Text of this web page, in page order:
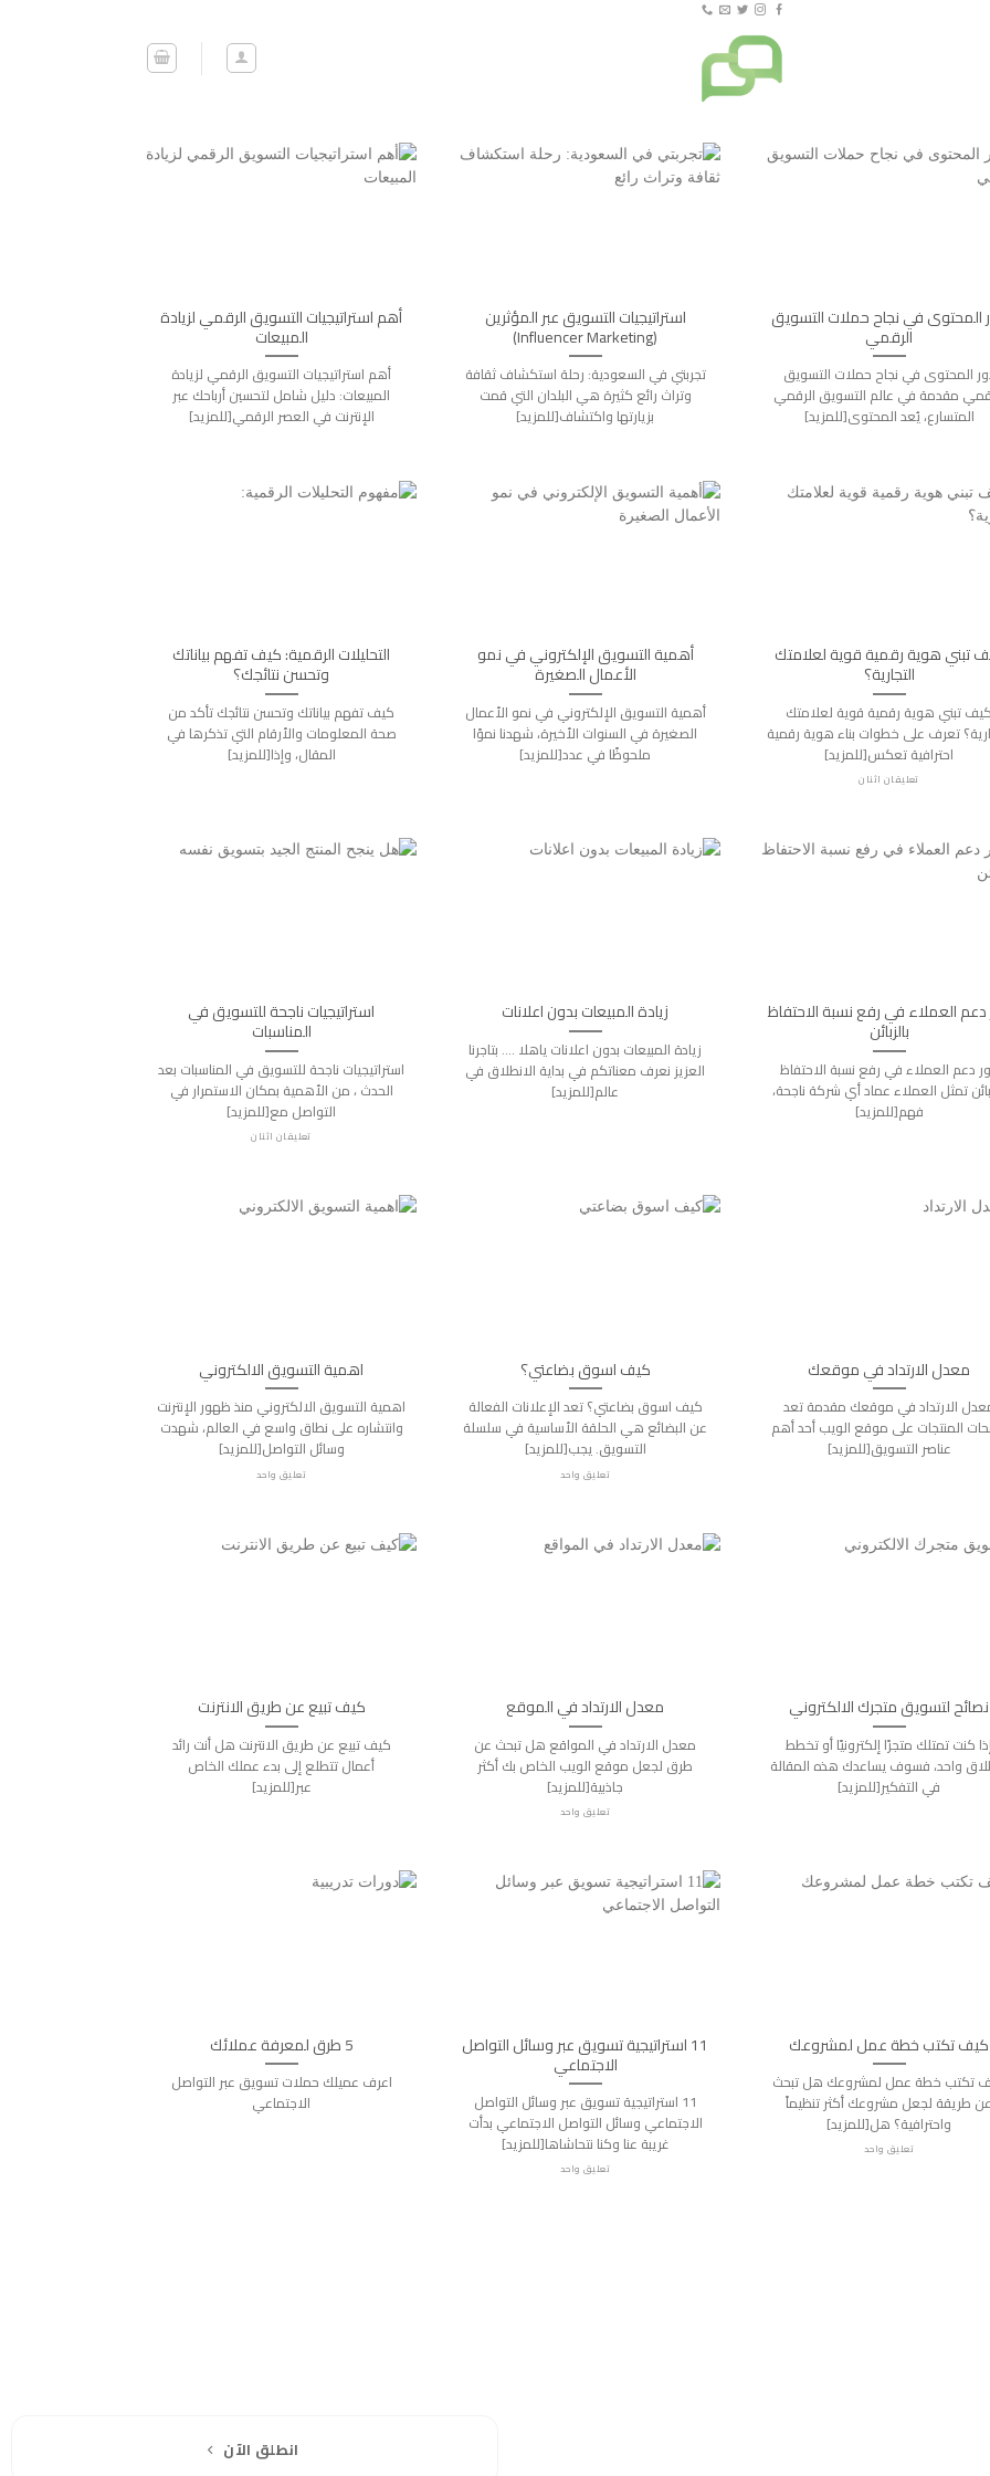
المحتوى في نجاح حملات التسويق
الرقمي
المحتوى في نجاح حملات التسويق
مقدمة في عالم التسويق الرقمي
المتسارع، يُعد المحتوى[للمزيد]
استراتيجيات التسويق عبر المؤثرين
(Influencer Marketing)
تجربتي في السعودية: رحلة استكشاف ثقافة
وتراث رائع كثيرة هي البلدان التي قمت
بزيارتها واكتشاف[للمزيد]
أهم استراتيجيات التسويق الرقمي لزيادة
المبيعات
أهم استراتيجيات التسويق الرقمي لزيادة
المبيعات: دليل شامل لتحسين أرباحك عبر
الإنترنت في العصر الرقمي[للمزيد]
تبني هوية رقمية قوية لعلامتك
التجارية؟
كيف تبني هوية رقمية قوية لعلامتك
تعرف على خطوات بناء هوية رقمية
احترافية تعكس[للمزيد]
تعليقان اثنان
أهمية التسويق الإلكتروني في نمو
الأعمال الصغيرة
أهمية التسويق الإلكتروني في نمو الأعمال
الصغيرة في السنوات الأخيرة، شهدنا نموًا
ملحوظًا في عدد[للمزيد]
التحليلات الرقمية: كيف تفهم بياناتك
وتحسن نتائجك؟
كيف تفهم بياناتك وتحسن نتائجك تأكد من
صحة المعلومات والأرقام التي تذكرها في
المقال، وإذا[للمزيد]
دعم العملاء في رفع نسبة الاحتفاظ
بالزبائن
دعم العملاء في رفع نسبة الاحتفاظ
تمثل العملاء عماد أي شركة ناجحة،
فهم[للمزيد]
زيادة المبيعات بدون اعلانات
زيادة المبيعات بدون اعلانات ياهلا …. بتاجرنا
العزيز نعرف معناتكم في بداية الانطلاق في
عالم[للمزيد]
استراتيجيات ناجحة للتسويق في
المناسبات
استراتيجيات ناجحة للتسويق في المناسبات بعد
الحدث ، من الأهمية بمكان الاستمرار في
التواصل مع[للمزيد]
تعليقان اثنان
معدل الارتداد في موقعك
الارتداد في موقعك مقدمة تعد
المنتجات على موقع الويب أحد أهم
عناصر التسويق[للمزيد]
كيف اسوق بضاعتي؟
كيف اسوق بضاعتي؟ تعد الإعلانات الفعالة
عن البضائع هي الحلقة الأساسية في سلسلة
التسويق. يجب[للمزيد]
تعليق واحد
اهمية التسويق الالكتروني
اهمية التسويق الالكتروني منذ ظهور الإنترنت
وانتشاره على نطاق واسع في العالم، شهدت
وسائل التواصل[للمزيد]
تعليق واحد
نصائح لتسويق متجرك الالكتروني
كنت تمتلك متجرًا إلكترونيًا أو تخطط
واحد، فسوف يساعدك هذه المقالة
في التفكير[للمزيد]
معدل الارتداد في الموقع
معدل الارتداد في المواقع هل تبحث عن
طرق لجعل موقع الويب الخاص بك أكثر
جاذبية[للمزيد]
تعليق واحد
كيف تبيع عن طريق الانترنت
كيف تبيع عن طريق الانترنت هل أنت رائد
أعمال تتطلع إلى بدء عملك الخاص
عبر[للمزيد]
كيف تكتب خطة عمل لمشروعك
تكتب خطة عمل لمشروعك هل تبحث
عن طريقة لجعل مشروعك أكثر تنظيماً
واحترافية؟ هل[للمزيد]
تعليق واحد
11 استراتيجية تسويق عبر وسائل التواصل
الاجتماعي
11 استراتيجية تسويق عبر وسائل التواصل
الاجتماعي وسائل التواصل الاجتماعي بدأت
غريبة عنا وكنا نتحاشاها[للمزيد]
تعليق واحد
5 طرق لمعرفة عملائك
اعرف عميلك حملات تسويق عبر التواصل
الاجتماعي
انطلق الآن